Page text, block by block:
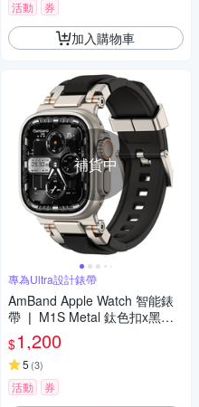
活動 券
加入購物車
補貨中
專為Ultra設計錶帶
AmBand Apple Watch 智能錶
帶 ❘ M1S Metal 鈦色扣x黑錶
帶 ❘ 49mm - Apple Watch Ultr
a 2 / 1
$1,200
5 (3)
活動 券